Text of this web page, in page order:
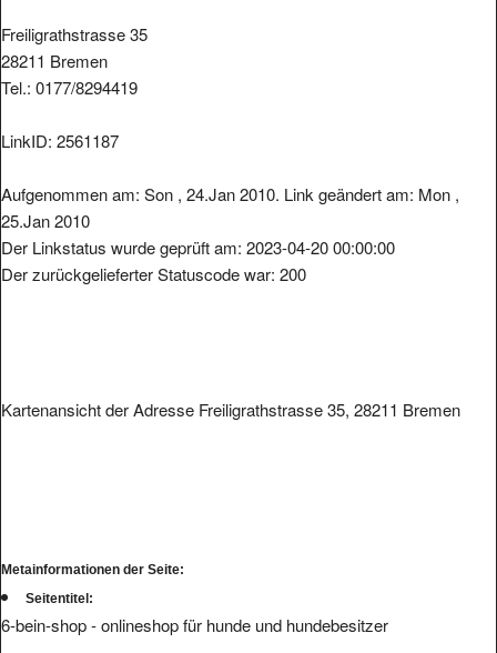
Freiligrathstrasse 35
28211 Bremen
Tel.: 0177/8294419
LinkID: 2561187
Aufgenommen am: Son , 24.Jan 2010. Link geändert am: Mon ,
25.Jan 2010
Der Linkstatus wurde geprüft am: 2023-04-20 00:00:00
Der zurückgelieferter Statuscode war: 200
Kartenansicht der Adresse Freiligrathstrasse 35, 28211 Bremen
Metainformationen der Seite:
Seitentitel:
6-bein-shop - onlineshop für hunde und hundebesitzer